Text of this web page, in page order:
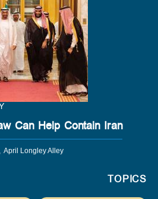
Can Help Contain Iran
April Longley Alley
TOPICS